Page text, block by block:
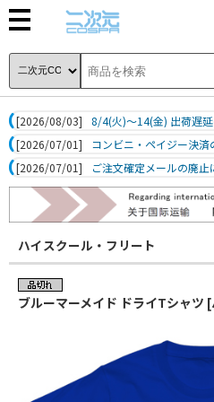
[2026/08/03]
8/4(火)～14(金) 出荷遅
[2026/07/01]
コンビニ・ペイジー決
[2026/07/01]
ご注文確定メールの廃止
ハイスクール・フリート
ブルーマーメイド ドライTシャツ